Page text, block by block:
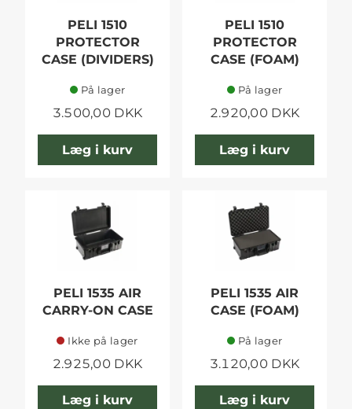
PELI 1510
PROTECTOR
CASE (DIVIDERS)
På lager
3.500,00 DKK
Læg i kurv
PELI 1510
PROTECTOR
CASE (FOAM)
På lager
2.920,00 DKK
Læg i kurv
PELI 1535 AIR
CARRY-ON CASE
Ikke på lager
2.925,00 DKK
Læg i kurv
PELI 1535 AIR
CASE (FOAM)
På lager
3.120,00 DKK
Læg i kurv